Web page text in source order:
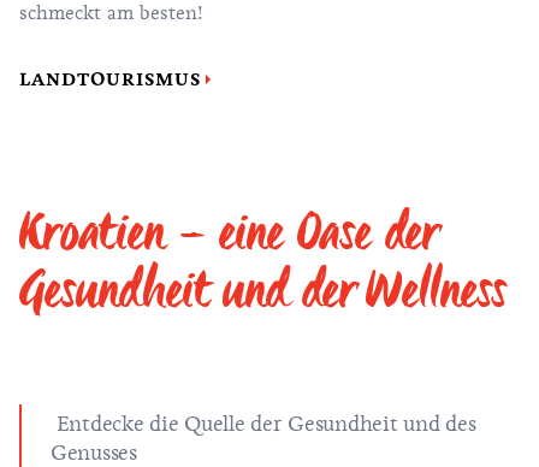
schmeckt am besten!
LANDTOURISMUS
Kroatien – eine Oase der
Gesundheit und der Wellness
Entdecke die Quelle der Gesundheit und des
Genusses